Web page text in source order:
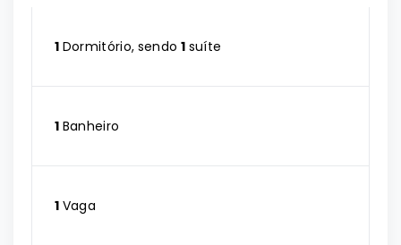
1 Dormitório, sendo 1 suíte
1 Banheiro
1 Vaga